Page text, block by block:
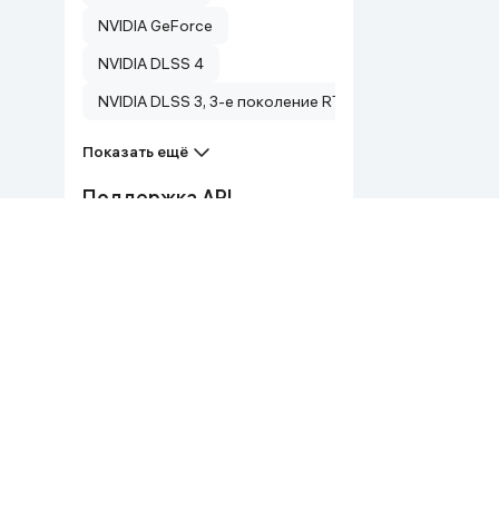
NVIDIA GeForce
NVIDIA DLSS 4
NVIDIA DLSS 3, 3-е поколение RT-ядер, 4-е
Показать ещё
Поддержка API